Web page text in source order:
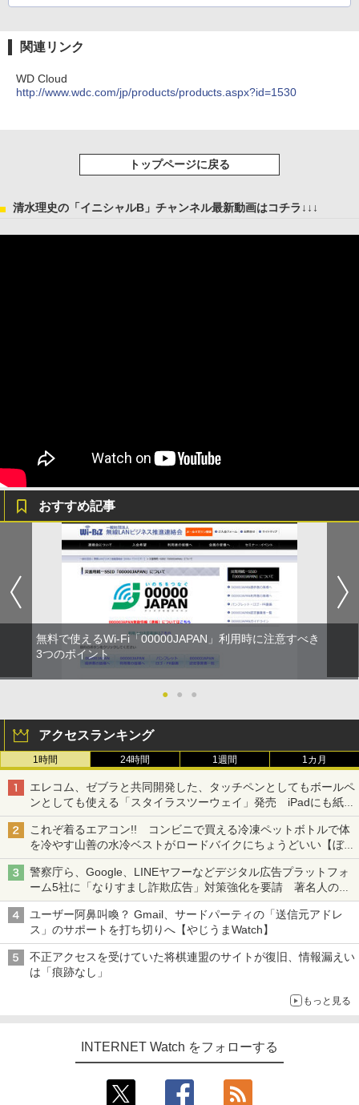
関連リンク
WD Cloud
http://www.wdc.com/jp/products/products.aspx?id=1530
トップページに戻る
清水理史の「イニシャルB」チャンネル最新動画はコチラ↓↓↓
おすすめ記事
無料で使えるWi-Fi「00000JAPAN」利用時に注意すべき
3つのポイント
● ● ●
アクセスランキング
1時間 24時間 1週間 1カ月
エレコム、ゼブラと共同開発した、タッチペンとしてもボールペ
ンとしても使える「スタイラスツーウェイ」発売 iPadにも紙に
も、持ち替えずに書き込める
これぞ着るエアコン!! コンビニで買える冷凍ペットボトルで体
を冷やす山善の水冷ベストがロードバイクにちょうどいい【ぼっ
ち・ざ・ろーど！その14】【空いた時間でなにしてる？】
警察庁ら、Google、LINEヤフーなどデジタル広告プラットフォ
ーム5社に「なりすまし詐欺広告」対策強化を要請 著名人の写
真や映像を使った投資詐欺などへの対策として
ユーザー阿鼻叫喚？ Gmail、サードパーティの「送信元アドレ
ス」のサポートを打ち切りへ【やじうまWatch】
不正アクセスを受けていた将棋連盟のサイトが復旧、情報漏えい
は「痕跡なし」
もっと見る
INTERNET Watch をフォローする